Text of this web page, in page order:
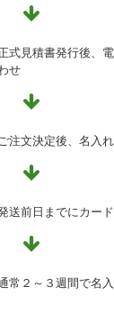
コン等を用いるな
よる個人情報の
情報保護方針を
住所 ：大阪市中
TEL ：
FAX ：
式見積書発行後、
せ
注文決定後、名入
送前日までにカー
常２～３週間で名